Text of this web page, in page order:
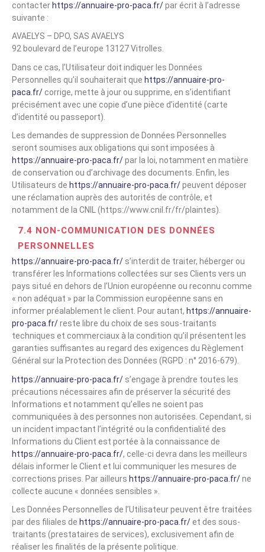
contacterhttps://annuaire-pro-paca.fr/par écrit à l’adresse
suivante :
AVAELYS – DPO, SAS AVAELYS
92 boulevard de l’europe 13127 Vitrolles.
Dans ce cas, l’Utilisateur doit indiquer les Données
Personnelles qu’il souhaiterait que https://annuaire-pro-
paca.fr/ corrige, mette à jour ou supprime, en s’identifiant
précisément avec une copie d’une pièce d’identité (carte
d’identité ou passeport).
Les demandes de suppression de Données Personnelles
seront soumises aux obligations qui sont imposées à
https://annuaire-pro-paca.fr/par la loi, notamment en matière
de conservation ou d’archivage des documents. Enfin, les
Utilisateurs de https://annuaire-pro-paca.fr/peuvent déposer
une réclamation auprès des autorités de contrôle, et
notamment de la CNIL (https://www.cnil.fr/fr/plaintes).
7.4 NON-COMMUNICATION DES DONNÉES
PERSONNELLES
https://annuaire-pro-paca.fr/ s’interdit de traiter, héberger ou
transférer les Informations collectées sur ses Clients vers un
pays situé en dehors de l’Union européenne ou reconnu comme
« non adéquat » par la Commission européenne sans en
informer préalablement le client. Pour autant, https://annuaire-
pro-paca.fr/reste libre du choix de ses sous-traitants
techniques et commerciaux à la condition qu’il présentent les
garanties suffisantes au regard des exigences du Règlement
Général sur la Protection des Données (RGPD : n° 2016-679).
https://annuaire-pro-paca.fr/ s’engage à prendre toutes les
précautions nécessaires afin de préserver la sécurité des
Informations et notamment qu’elles ne soient pas
communiquées à des personnes non autorisées. Cependant, si
un incident impactant l’intégrité ou la confidentialité des
Informations du Client est portée à la connaissance de
https://annuaire-pro-paca.fr/, celle-ci devra dans les meilleurs
délais informer le Client et lui communiquer les mesures de
corrections prises. Par ailleurs https://annuaire-pro-paca.fr/ne
collecte aucune « données sensibles ».
Les Données Personnelles de l’Utilisateur peuvent être traitées
par des filiales de https://annuaire-pro-paca.fr/et des sous-
traitants (prestataires de services), exclusivement afin de
réaliser les finalités de la présente politique.